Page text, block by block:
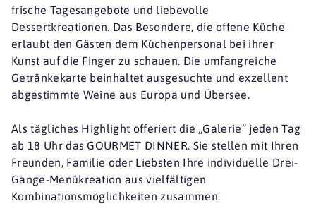
frische Tagesangebote und liebevolle
Dessertkreationen. Das Besondere, die offene Küche
erlaubt den Gästen dem Küchenpersonal bei ihrer
Kunst auf die Finger zu schauen. Die umfangreiche
Getränkekarte beinhaltet ausgesuchte und exzellent
abgestimmte Weine aus Europa und Übersee.
Als tägliches Highlight offeriert die „Galerie“ jeden Tag
ab 18 Uhr das GOURMET DINNER. Sie stellen mit Ihren
Freunden, Familie oder Liebsten Ihre individuelle Drei-
Gänge-Menükreation aus vielfältigen
Kombinationsmöglichkeiten zusammen.